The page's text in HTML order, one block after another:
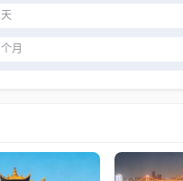
天
个月